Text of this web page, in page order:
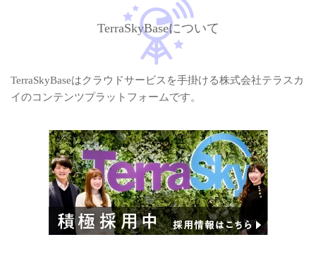
TerraSkyBaseについて
TerraSkyBaseはクラウドサービスを手掛ける株式会社テラスカ
イのコンテンツプラットフォームです。